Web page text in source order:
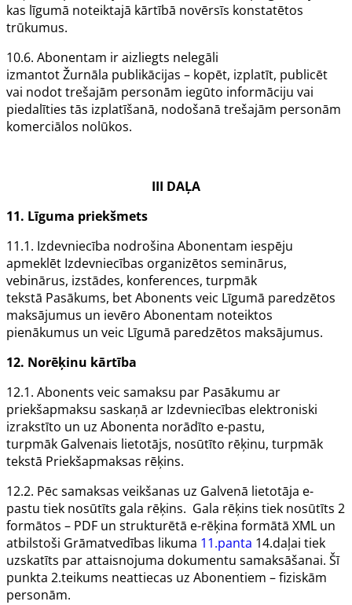
kas līgumā noteiktajā kārtībā novērsīs konstatētos
trūkumus.
10.6. Abonentam ir aizliegts nelegāli
izmantotŽurnāla publikācijas – kopēt, izplatīt, publicēt
vai nodot trešajām personām iegūto informāciju vai
piedalīties tās izplatīšanā, nodošanā trešajām personām
komerciālos nolūkos.
III DAĻA
11. Līguma priekšmets
11.1. Izdevniecība nodrošina Abonentam iespēju
apmeklēt Izdevniecības organizētos seminārus,
vebinārus, izstādes, konferences, turpmāk
tekstā Pasākums, betAbonents veic Līgumā paredzētos
maksājumus un ievēro Abonentam noteiktos
pienākumus un veic Līgumā paredzētos maksājumus.
12. Norēķinu kārtība
12.1. Abonents veic samaksu par Pasākumu ar
priekšapmaksu saskaņā ar Izdevniecības elektroniski
izrakstīto un uz Abonenta norādīto e-pastu,
turpmāk Galvenais lietotājs, nosūtīto rēķinu, turpmāk
tekstā Priekšapmaksas rēķins.
12.2. Pēc samaksas veikšanas uz Galvenā lietotāja e-
pastu tiek nosūtīts gala rēķins. Gala rēķins tiek nosūtīts 2
formātos – PDF un strukturētā e-rēķina formātā XML un
atbilstoši Grāmatvedības likuma 11.panta 14.daļai tiek
uzskatīts par attaisnojuma dokumentu samaksāšanai. Šī
punkta 2.teikums neattiecas uz Abonentiem – fiziskām
personām.